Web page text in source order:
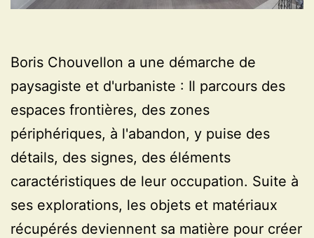
Boris Chouvellon a une démarche de
paysagiste et d'urbaniste : Il parcours des
espaces frontières, des zones
périphériques, à l'abandon, y puise des
détails, des signes, des éléments
caractéristiques de leur occupation. Suite à
ses explorations, les objets et matériaux
récupérés deviennent sa matière pour créer